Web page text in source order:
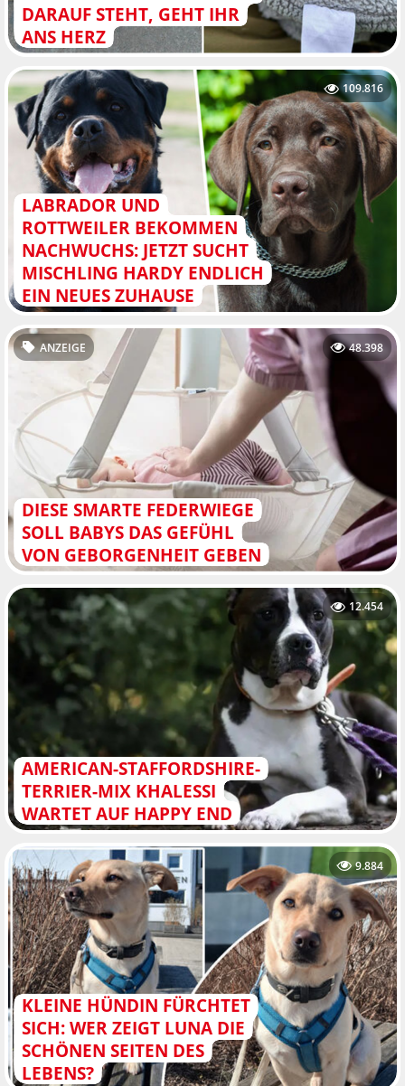
DARAUF STEHT, GEHT IHR
ANS HERZ
LABRADOR UND
ROTTWEILER BEKOMMEN
NACHWUCHS: JETZT SUCHT
MISCHLING HARDY ENDLICH
EIN NEUES ZUHAUSE
109.816
DIESE SMARTE FEDERWIEGE
SOLL BABYS DAS GEFÜHL
VON GEBORGENHEIT GEBEN
ANZEIGE 48.398
AMERICAN-STAFFORDSHIRE-
TERRIER-MIX KHALESSI
WARTET AUF HAPPY END
12.454
KLEINE HÜNDIN FÜRCHTET
SICH: WER ZEIGT LUNA DIE
SCHÖNEN SEITEN DES
LEBENS?
9.884